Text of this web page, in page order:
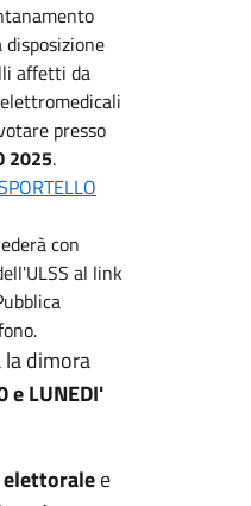
affetti da
presso
2025.
con
al link
dimora
e LUNEDI'
e